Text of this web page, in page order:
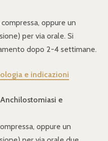
oppure un
per via orale. Si
dopo 2-4 settimane.
e indicazioni
e
oppure un